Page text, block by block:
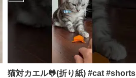
猫対カエル🐸(折り紙) #cat #shorts